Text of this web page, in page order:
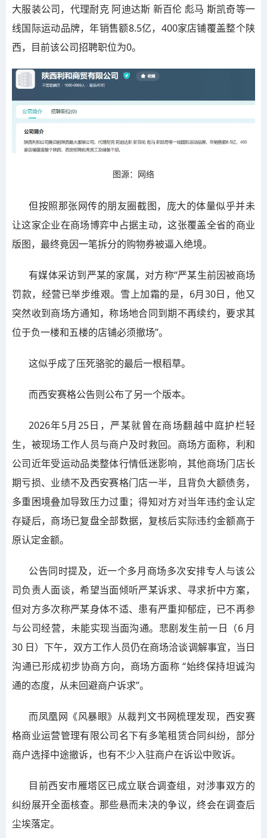
大服装公司，代理耐克 阿迪达斯 新百伦 彪马 斯凯奇等一
线国际运动品牌，年销售额8.5亿，400家店铺覆盖整个陕
西，目前该公司招聘职位为0。
图源：网络
但按照那张网传的朋友圈截图，庞大的体量似乎并未
让这家企业在商场博弈中占据主动，这张覆盖全省的商业
版图，最终竟因一笔拆分的购物券被逼入绝境。
有媒体采访到严某的家属，对方称“严某生前因被商场
罚款，经营已举步维艰。雪上加霜的是，6月30日，他又
突然收到商场方通知，称场地合同到期不再续约，要求其
位于负一楼和五楼的店铺必须撤场”。
这似乎成了压死骆驼的最后一根稻草。
而西安赛格公告则公布了另一个版本。
2026年5月25日，严某就曾在商场翻越中庭护栏轻
生，被现场工作人员与商户及时救回。商场方面称，利和
公司近年受运动品类整体行情低迷影响，其他商场门店长
期亏损、业绩不及西安赛格门店一半，且背负大额债务，
多重困境叠加导致压力过重；得知对方对当年违约金认定
存疑后，商场已复盘全部数据，复核后实际违约金额高于
原认定金额。
公告同时提及，近一个多月商场多次安排专人与该公
司负责人面谈，希望当面倾听严某诉求、寻求折中方案，
但对方多次称严某身体不适、患有严重抑郁症，已不再参
与公司经营，未能实现当面沟通。悲剧发生前一日（6 月
30 日）下午，双方工作人员仍在商场洽谈调解事宜，当日
沟通已形成初步协商方向，商场方面称 “始终保持坦诚沟
通的态度，从未回避商户诉求”。
而凤凰网《风暴眼》从裁判文书网梳理发现，西安赛
格商业运营管理有限公司名下有多笔租赁合同纠纷，部分
商户选择中途撤诉，也有不少入驻商户在诉讼中败诉。
目前西安市雁塔区已成立联合调查组，对涉事双方的
纠纷展开全面核查。那些悬而未决的争议，终会在调查后
尘埃落定。